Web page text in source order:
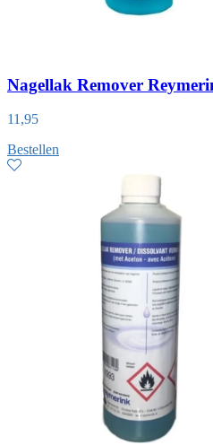
Nagellak Remover
11,95
Bestellen